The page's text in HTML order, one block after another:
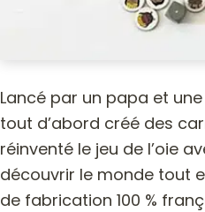
Lancé par un papa et
tout d’abord créé des
réinventé le jeu de l’oie
découvrir le monde tout
de fabrication 100 %